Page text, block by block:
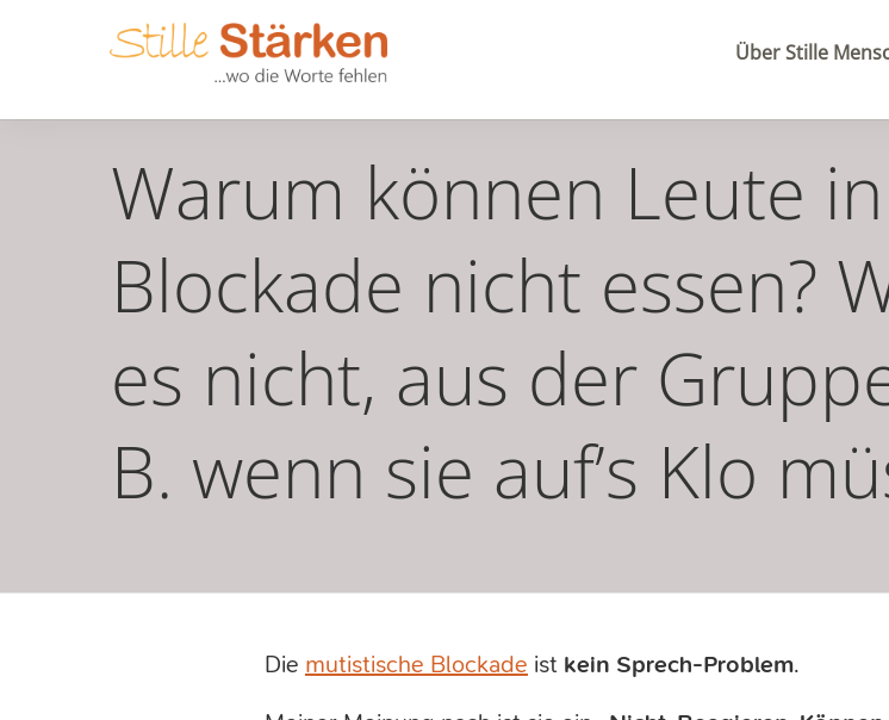
Über Stille
Warum können Leute
Blockade nicht essen?
es nicht, aus der
B. wenn sie auf’s Klo
Die mutistische Blockade ist kein Sprech-Problem.